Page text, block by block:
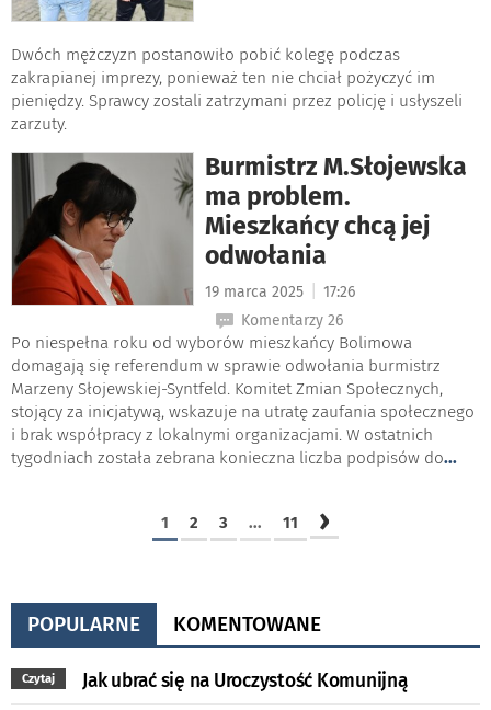
Dwóch mężczyzn postanowiło pobić kolegę podczas
zakrapianej imprezy, ponieważ ten nie chciał pożyczyć im
pieniędzy. Sprawcy zostali zatrzymani przez policję i usłyszeli
zarzuty.
Burmistrz M.Słojewska
ma problem.
Mieszkańcy chcą jej
odwołania
19 marca 2025
17:26
Komentarzy 26
Po niespełna roku od wyborów mieszkańcy Bolimowa
domagają się referendum w sprawie odwołania burmistrz
Marzeny Słojewskiej-Syntfeld. Komitet Zmian Społecznych,
stojący za inicjatywą, wskazuje na utratę zaufania społecznego
i brak współpracy z lokalnymi organizacjami. W ostatnich
tygodniach została zebrana konieczna liczba podpisów do...
1 2 3 ... 11 ›
POPULARNE KOMENTOWANE
Czytaj Jak ubrać się na Uroczystość Komunijną